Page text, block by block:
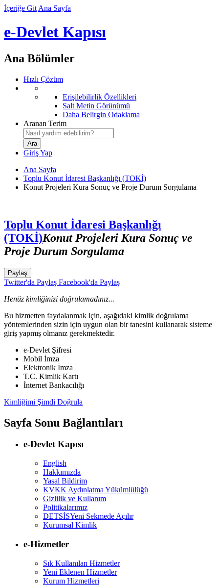
İçeriğe Git Ana Sayfa
e-Devlet Kapısı
Ana Bölümler
Hızlı Çözüm
Erişilebilirlik Özellikleri
Salt Metin Görünümü
Daha Belirgin Odaklama
Aranan Terim
Giriş Yap
Ana Sayfa
Toplu Konut İdaresi Başkanlığı (TOKİ)
Konut Projeleri Kura Sonuç ve Proje Durum Sorgulama
Toplu Konut İdaresi Başkanlığı
(TOKİ)Konut Projeleri Kura Sonuç ve
Proje Durum Sorgulama
Paylaş
Twitter'da Paylaş Facebook'da Paylaş
Henüz kimliğinizi doğrulamadınız...
Bu hizmetten faydalanmak için, aşağıdaki kimlik doğrulama
yöntemlerinden sizin için uygun olan bir tanesini kullanarak sisteme
giriş yapmış olmanız gerekmektedir.
e-Devlet Şifresi
Mobil İmza
Elektronik İmza
T.C. Kimlik Kartı
İnternet Bankacılığı
Kimliğimi Şimdi Doğrula
Sayfa Sonu Bağlantıları
e-Devlet Kapısı
English
Hakkımızda
Yasal Bildirim
KVKK Aydınlatma Yükümlülüğü
Gizlilik ve Kullanım
Politikalarımız
DETSİSYeni Sekmede Açılır
Kurumsal Kimlik
e-Hizmetler
Sık Kullanılan Hizmetler
Yeni Eklenen Hizmetler
Kurum Hizmetleri